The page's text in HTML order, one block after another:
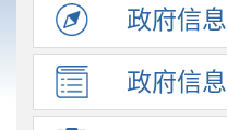
政府信息
政府信息